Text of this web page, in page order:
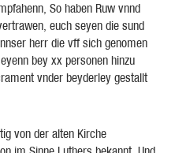
So haben Ruw vnnd
euch seyen die sund
herr die vff sich genomen
bey xx personen hinzu
vnder beyderley gestallt
von der alten Kirche